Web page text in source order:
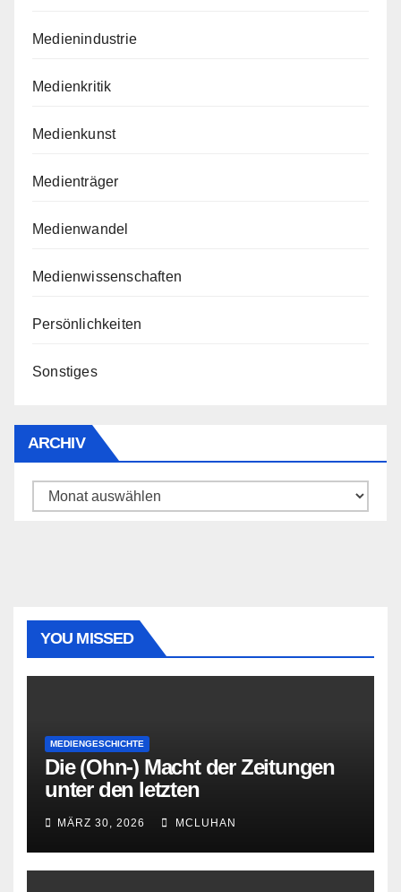
Medienindustrie
Medienkritik
Medienkunst
Medienträger
Medienwandel
Medienwissenschaften
Persönlichkeiten
Sonstiges
ARCHIV
Archiv
YOU MISSED
MEDIENGESCHICHTE
Die (Ohn-) Macht der Zeitungen
unter den letzten
Bourbonenkönigen
MÄRZ 30, 2026 MCLUHAN